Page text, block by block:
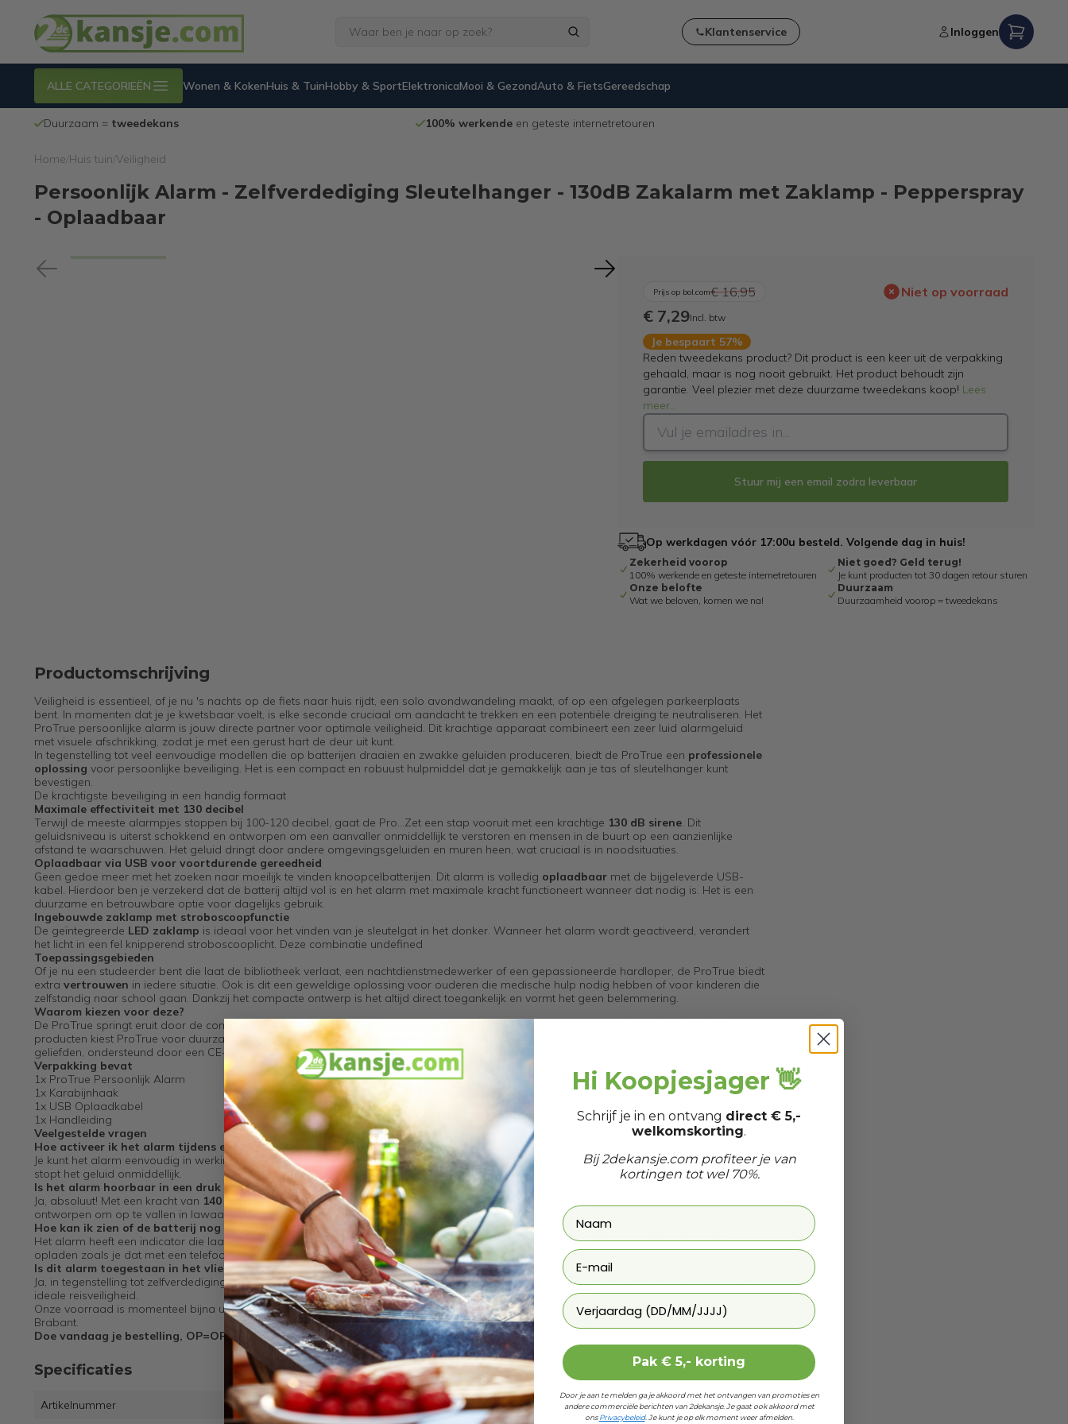
Klantenservice Inloggen
ALLE CATEGORIEËN Wonen & KokenHuis & TuinHobby & SportElektronicaMooi & GezondAuto & FietsGereedschap
100% werkendeen geteste internetretouren Niet goed,geld terug-garantie
Home Huis tuin Veiligheid
Persoonlijk Alarm - Zelfverdediging Sleutelhanger - 130dB Zakalarm met Zaklamp - Pepperspray
- Oplaadbaar
Prijs op bol.com€ 16,95 Niet op voorraad
€ 7,29Incl. btw
Je bespaart 57%
Reden tweedekans product? Dit product is een keer uit de verpakking
gehaald, maar is nog nooit gebruikt. Het product behoudt zijn
garantie. Veel plezier met deze duurzame tweedekans koop! Lees
meer...
Stuur mij een email zodra leverbaar
Op werkdagen vóór 17:00u besteld. Volgende dag in huis!
Zekerheid voorop
100% werkende en geteste internetretouren
Niet goed? Geld terug!
Je kunt producten tot 30 dagen retour sturen
Onze belofte
Wat we beloven, komen we na!
Duurzaam
Duurzaamheid voorop = tweedekans
Productomschrijving
Veiligheid is essentieel, of je nu 's nachts op de fiets naar huis rijdt, een solo avondwandeling maakt, of op een afgelegen parkeerplaats
bent. In momenten dat je je kwetsbaar voelt, is elke seconde cruciaal om aandacht te trekken en een potentiële dreiging te neutraliseren. Het
ProTrue persoonlijke alarm is jouw directe partner voor optimale veiligheid. Dit krachtige apparaat combineert een zeer luid alarmgeluid
met visuele afschrikking, zodat je met een gerust hart de deur uit kunt.
In tegenstelling tot veel eenvoudige modellen die op batterijen draaien en zwakke geluiden produceren, biedt de ProTrue een professionele
oplossing voor persoonlijke beveiliging. Het is een compact en robuust hulpmiddel dat je gemakkelijk aan je tas of sleutelhanger kunt
bevestigen.
De krachtigste beveiliging in een handig formaat
Maximale effectiviteit met 130 decibel
Terwijl de meeste alarmpjes stoppen bij 100-120 decibel, gaat de Pro...Zet een stap vooruit met een krachtige 130 dB sirene. Dit
geluidsniveau is uiterst schokkend en ontworpen om een aanvaller onmiddellijk te verstoren en mensen in de buurt op een aanzienlijke
afstand te waarschuwen. Het geluid dringt door andere omgevingsgeluiden en muren heen, wat cruciaal is in noodsituaties.
Oplaadbaar via USB voor voortdurende gereedheid
Geen gedoe meer met het zoeken naar moeilijk te vinden knoopcelbatterijen. Dit alarm is volledig oplaadbaar met de bijgeleverde USB-
kabel. Hierdoor ben je verzekerd dat de batterij altijd vol is en het alarm met maximale kracht functioneert wanneer dat nodig is. Het is een
duurzame en betrouwbare optie voor dagelijks gebruik.
Ingebouwde zaklamp met stroboscoopfunctie
De geïntegreerde LED zaklamp is ideaal voor het vinden van je sleutelgat in het donker. Wanneer het alarm wordt geactiveerd, verandert
het licht in een fel knipperend stroboscooplicht. Deze combinatie undefined
Toepassingsgebieden
Of je nu een studeerder bent die laat de bibliotheek verlaat, een nachtdienstmedewerker of een gepassioneerde hardloper, de ProTrue biedt
extra vertrouwen in iedere situatie. Ook is dit een geweldige oplossing voor ouderen die medische hulp nodig hebben of voor kinderen die
zelfstandig naar school gaan. Dankzij het compacte ontwerp is het altijd direct toegankelijk en vormt het geen belemmering.
Waarom kiezen voor deze?
De ProTrue springt eruit door de combinatie van eenkrachtig alarm
en het gebruiksgemak van opladen. In een wereld vol wegwerp
producten kiest ProTrue voor duurzame kwaliteit en betrouwbaarheid. Dit is een investering in je gemoedsrust en de veiligheid van je
geliefden, ondersteund door een CE-label voor gegarandeerde effectiviteit.
Verpakking bevat
1x ProTrue Persoonlijk Alarm
1x Karabijnhaak
1x USB Oplaadkabel
1x Handleiding
Veelgestelde vragen
Hoe activeer ik het alarm tijdens een noodsituatie?
Je kunt het alarm eenvoudig in werking stellen door de pin aan de bovenkant eruit te trekken. Zodra je de pin weer in het apparaat plaatst,
stopt het geluid onmiddellijk.
Is het alarm hoorbaar in een druk stadscentrum?
Ja, absoluut! Met een kracht van 140 decibelproduceert dit alarm een geluid dat VER boven de normale stadsdrukte uittorent. Het is
ontworpen om op te vallen in lawaaierige omgevingen.
Hoe kan ik zien of de batterij nog voldoende is?
Het alarm heeft een indicator die laat weten wanneer het tijd is om op te laden. Omdat het
USB oplaadbaaris, kun je het eenvoudig
opladen zoals je dat met een telefoon zou doen.
Is dit alarm toegestaan in het vliegtuig?
Ja, in tegenstelling tot zelfverdedigingssprays bevat dit alarm geen vloeistoffen of gassen.en het is toegestaan in je handbagage. Het biedt
ideale reisveiligheid.
Onze voorraad is momenteel bijna uitgeput. Het kan 3-6 maanden duren voordat er nieuwe items beschikbaar zijn in ons magazijn in
Brabant.
Doe vandaag je bestelling, OP=OP.
Specificaties
Artikelnummer
Hi Koopjesjager 👋
Schrijf je in en ontvang direct € 5,-
welkomskorting.
Bij 2dekansje.com profiteer je van
kortingen tot wel 70%.
Laat ons weten wanneer je jarig bent
Pak € 5,- korting
Door je aan te melden ga je akkoord met het ontvangen van promoties en
andere commerciële berichten van 2dekansje. Je gaat ook akkoord met
onsPrivacybeleid. Je kunt je op elk moment weer afmelden.